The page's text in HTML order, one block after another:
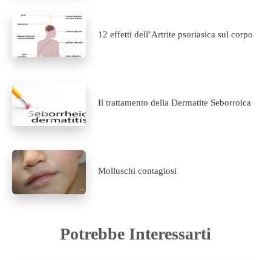
12 effetti dell’Artrite psoriasica sul corpo
Il trattamento della Dermatite Seborroica
Molluschi contagiosi
Potrebbe Interessarti